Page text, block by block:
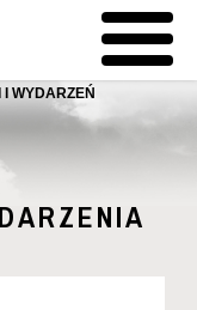
WYDARZEŃ